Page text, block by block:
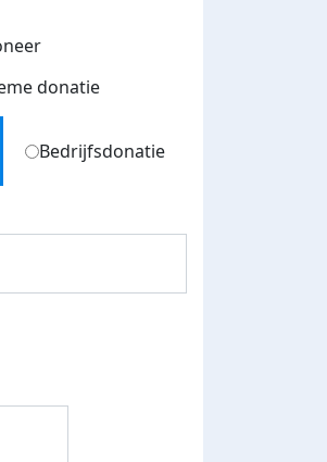
donatie
Bedrijfsdonatie